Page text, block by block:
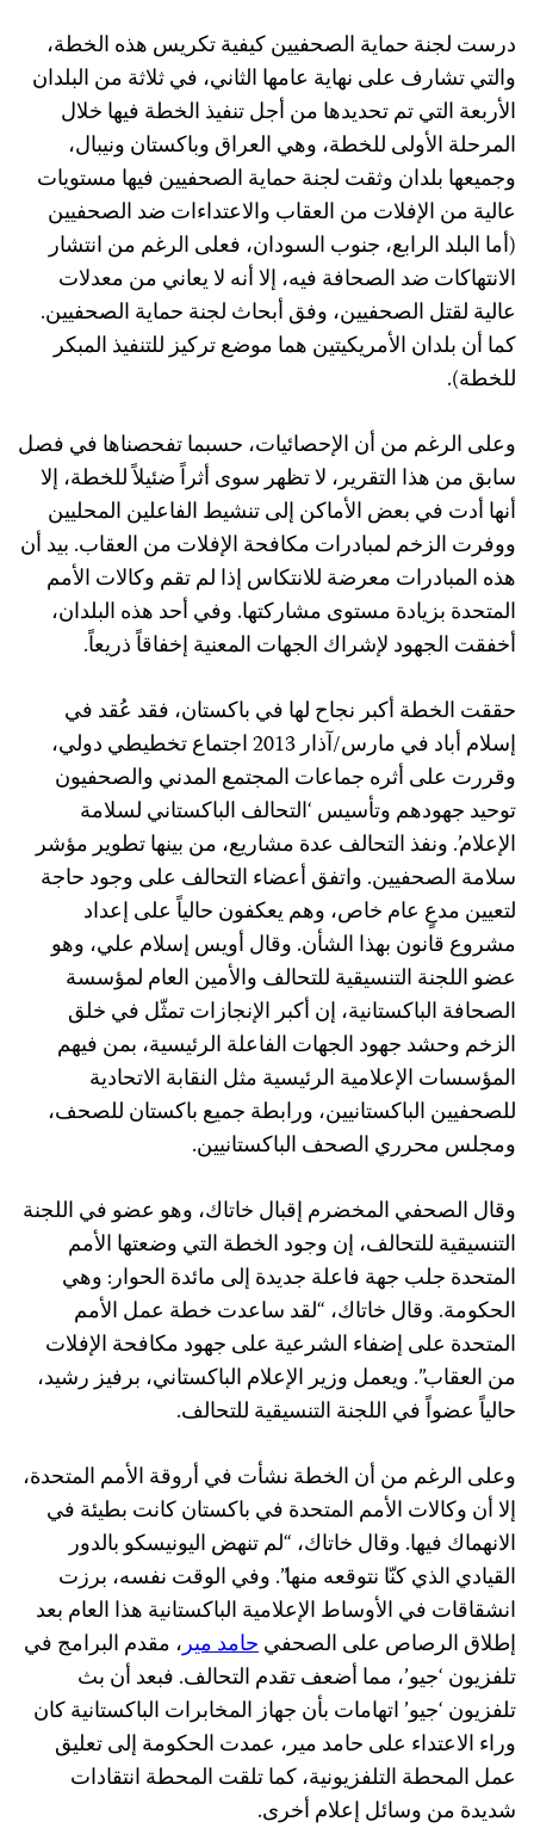
درست لجنة حماية الصحفيين كيفية تكريس هذه الخطة،
والتي تشارف على نهاية عامها الثاني، في ثلاثة من البلدان
الأربعة التي تم تحديدها من أجل تنفيذ الخطة فيها خلال
المرحلة الأولى للخطة، وهي العراق وباكستان ونيبال،
وجميعها بلدان وثقت لجنة حماية الصحفيين فيها مستويات
عالية من الإفلات من العقاب والاعتداءات ضد الصحفيين
(أما البلد الرابع، جنوب السودان، فعلى الرغم من انتشار
الانتهاكات ضد الصحافة فيه، إلا أنه لا يعاني من معدلات
عالية لقتل الصحفيين، وفق أبحاث لجنة حماية الصحفيين.
كما أن بلدان الأمريكيتين هما موضع تركيز للتنفيذ المبكر
للخطة).
وعلى الرغم من أن الإحصائيات، حسبما تفحصناها في فصل
سابق من هذا التقرير، لا تظهر سوى أثراً ضئيلاً للخطة، إلا
أنها أدت في بعض الأماكن إلى تنشيط الفاعلين المحليين
ووفرت الزخم لمبادرات مكافحة الإفلات من العقاب. بيد أن
هذه المبادرات معرضة للانتكاس إذا لم تقم وكالات الأمم
المتحدة بزيادة مستوى مشاركتها. وفي أحد هذه البلدان،
أخفقت الجهود لإشراك الجهات المعنية إخفاقاً ذريعاً.
حققت الخطة أكبر نجاح لها في باكستان، فقد عُقد في
إسلام أباد في مارس/آذار 2013 اجتماع تخطيطي دولي،
وقررت على أثره جماعات المجتمع المدني والصحفيون
توحيد جهودهم وتأسيس ‘التحالف الباكستاني لسلامة
الإعلام’. ونفذ التحالف عدة مشاريع، من بينها تطوير مؤشر
سلامة الصحفيين. واتفق أعضاء التحالف على وجود حاجة
لتعيين مدعٍ عام خاص، وهم يعكفون حالياً على إعداد
مشروع قانون بهذا الشأن. وقال أويس إسلام علي، وهو
عضو اللجنة التنسيقية للتحالف والأمين العام لمؤسسة
الصحافة الباكستانية، إن أكبر الإنجازات تمثّل في خلق
الزخم وحشد جهود الجهات الفاعلة الرئيسية، بمن فيهم
المؤسسات الإعلامية الرئيسية مثل النقابة الاتحادية
للصحفيين الباكستانيين، ورابطة جميع باكستان للصحف،
ومجلس محرري الصحف الباكستانيين.
وقال الصحفي المخضرم إقبال خاتاك، وهو عضو في اللجنة
التنسيقية للتحالف، إن وجود الخطة التي وضعتها الأمم
المتحدة جلب جهة فاعلة جديدة إلى مائدة الحوار: وهي
الحكومة. وقال خاتاك، “لقد ساعدت خطة عمل الأمم
المتحدة على إضفاء الشرعية على جهود مكافحة الإفلات
من العقاب”. ويعمل وزير الإعلام الباكستاني، برفيز رشيد،
حالياً عضواً في اللجنة التنسيقية للتحالف.
وعلى الرغم من أن الخطة نشأت في أروقة الأمم المتحدة،
إلا أن وكالات الأمم المتحدة في باكستان كانت بطيئة في
الانهماك فيها. وقال خاتاك، “لم تنهض اليونيسكو بالدور
القيادي الذي كنّا نتوقعه منها”. وفي الوقت نفسه، برزت
انشقاقات في الأوساط الإعلامية الباكستانية هذا العام بعد
إطلاق الرصاص على الصحفيحامد مير، مقدم البرامج في
تلفزيون ‘جيو’، مما أضعف تقدم التحالف. فبعد أن بث
تلفزيون ‘جيو’ اتهامات بأن جهاز المخابرات الباكستانية كان
وراء الاعتداء على حامد مير، عمدت الحكومة إلى تعليق
عمل المحطة التلفزيونية، كما تلقت المحطة انتقادات
شديدة من وسائل إعلام أخرى.